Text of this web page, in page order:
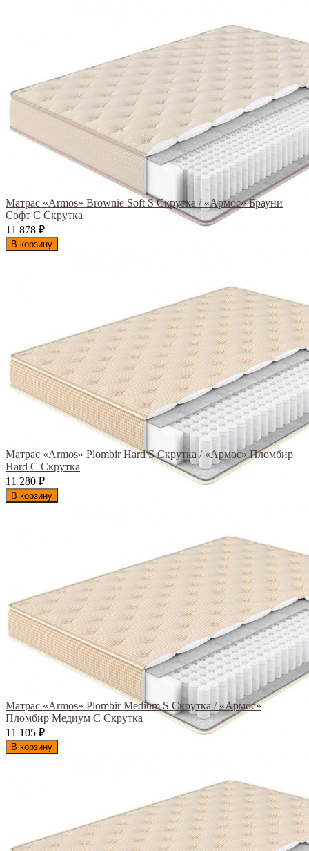
Матрас «Armos» Brownie Soft S Скрутка / «Армос» Брауни
Софт С Скрутка
11 878 ₽
В корзину
Матрас «Armos» Plombir Hard S Скрутка / «Армос» Пломбир
Hard С Скрутка
11 280 ₽
В корзину
Матрас «Armos» Plombir Medium S Скрутка / «Армос»
Пломбир Медиум С Скрутка
11 105 ₽
В корзину